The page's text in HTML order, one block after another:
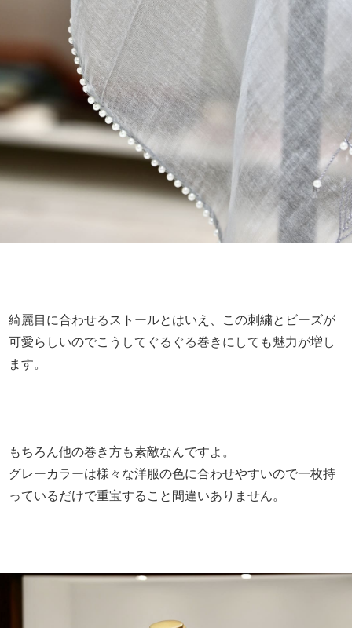
綺麗目に合わせるストールとはいえ、この刺繍とビーズが
可愛らしいのでこうしてぐるぐる巻きにしても魅力が増し
ます。
もちろん他の巻き方も素敵なんですよ。
グレーカラーは様々な洋服の色に合わせやすいので一枚持
っているだけで重宝すること間違いありません。